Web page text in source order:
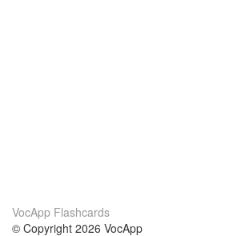
VocApp Flashcards
© Copyright 2026 VocApp